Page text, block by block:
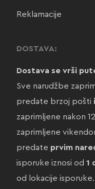
Reklamacije
DOSTAVA:
Dostava se vrši
Sve narudžbe
predate brzoj pošti
zaprimljene nakon
zaprimljene
predate prvim
isporuke iznosi od 1
od lokacije isporuke.